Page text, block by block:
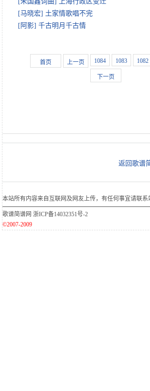
[马晓宏] 土家情歌唱不完
[阿影] 千古明月千古情
首页 上一页 1084 1083 1082
下一页
返回歌谱
本站所有内容来自互联网及网友上传，有任何事宜请联系
歌谱简谱网 浙ICP备14032351号-2
©2007-2009